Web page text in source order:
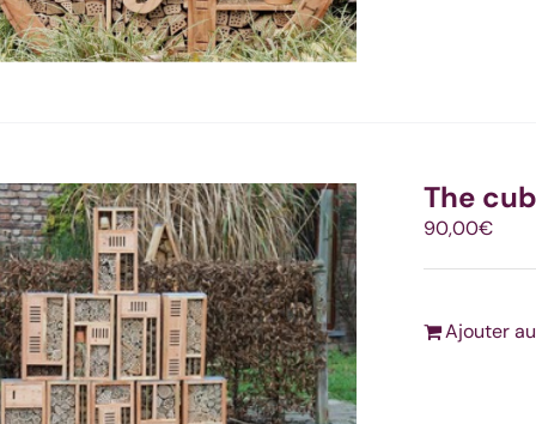
The
90,00€
Ajouter